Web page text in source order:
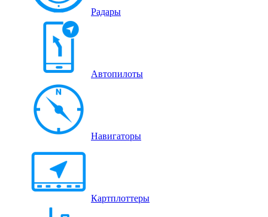
Радары
Автопилоты
Навигаторы
Картплоттеры